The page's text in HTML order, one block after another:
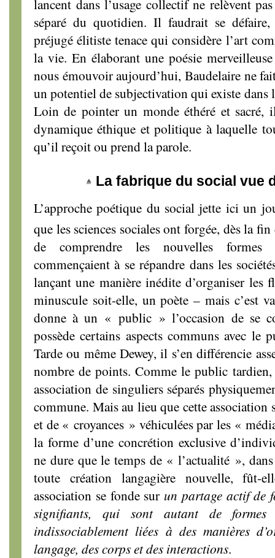
lancent dans l’usage collectif ne relèvent
séparé du quotidien. Il faudrait se
préjugé élitiste tenace qui considère l’art
la vie. En élaborant une poésie
nous émouvoir aujourd’hui, Baudelaire ne
un potentiel de subjectivation qui existe dans
Loin de pointer un monde éthéré et sacré,
dynamique éthique et politique à laquelle
qu’il reçoit ou prend la parole.
La fabrique du social vue
L’approche poétique du social jette ici un
que les sciences sociales ont forgée, dès la
de comprendre les nouvelles formes
commençaient à se répandre dans les
lançant une manière inédite d’organiser les
minuscule soit-elle, un poète – mais c’est
donne à un « public » l’occasion de se
possède certains aspects communs avec le
Tarde ou même Dewey, il s’en différencie
nombre de points. Comme le public
association de singuliers séparés
commune. Mais au lieu que cette association
et de « croyances » véhiculées par les «
la forme d’une concrétion exclusive
ne dure que le temps de « l’actualité »,
toute création langagière nouvelle, fût-
association se fonde sur un partage actif de
signifiants, qui sont autant de
indissociablement liées à des manières
langage, des corps et des interactions.